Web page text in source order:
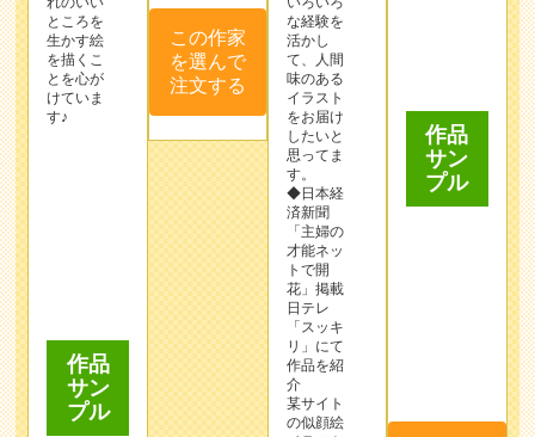
とを心が
けていま
す♪
味のある
イラスト
をお届け
したいと
思ってま
す。
◆日本経
済新聞
「主婦の
才能ネッ
トで開
花」掲載
日テレ
「スッキ
リ」にて
作品を紹
介
某サイト
の似顔絵
イラスト
販売実績
2500件以